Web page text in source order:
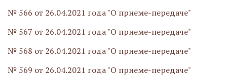
№ 566 от 26.04.2021 года "О приеме-передаче"
№ 567 от 26.04.2021 года "О приеме-передаче"
№ 568 от 26.04.2021 года "О приеме-передаче"
№ 569 от 26.04.2021 года "О приеме-передаче"